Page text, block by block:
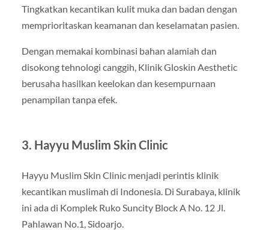
Tingkatkan kecantikan kulit muka dan badan dengan
memprioritaskan keamanan dan keselamatan pasien.
Dengan memakai kombinasi bahan alamiah dan
disokong tehnologi canggih, Klinik Gloskin Aesthetic
berusaha hasilkan keelokan dan kesempurnaan
penampilan tanpa efek.
3. Hayyu Muslim Skin Clinic
Hayyu Muslim Skin Clinic menjadi perintis klinik
kecantikan muslimah di Indonesia. Di Surabaya, klinik
ini ada di Komplek Ruko Suncity Block A No. 12 Jl.
Pahlawan No.1, Sidoarjo.